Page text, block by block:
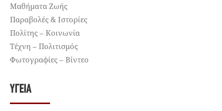
Μαθήματα Ζωής
Παραβολές & Ιστορίες
Πολίτης – Κοινωνία
Τέχνη – Πολιτισμός
Φωτογραφίες – Βίντεο
ΥΓΕΊΑ